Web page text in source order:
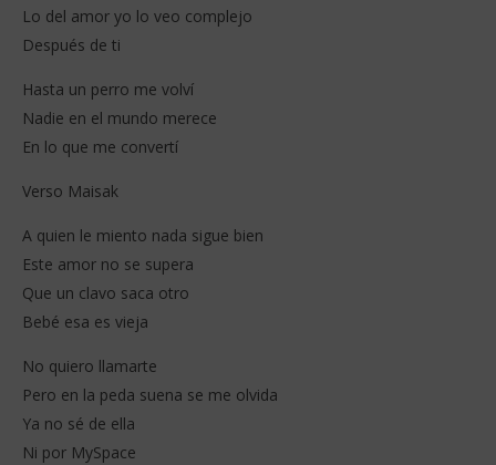
Lo del amor yo lo veo complejo
Después de ti
Hasta un perro me volví
Nadie en el mundo merece
En lo que me convertí
Verso Maisak
A quien le miento nada sigue bien
Este amor no se supera
Que un clavo saca otro
Bebé esa es vieja
No quiero llamarte
Pero en la peda suena se me olvida
Ya no sé de ella
Ni por MySpace